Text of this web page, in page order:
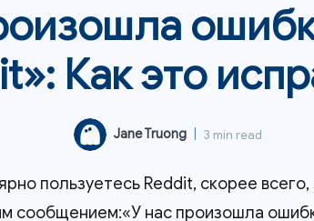
Как это
Jane Truong 3 min read
пользуетесь Reddit, скорее
сообщением:«У нас произошла